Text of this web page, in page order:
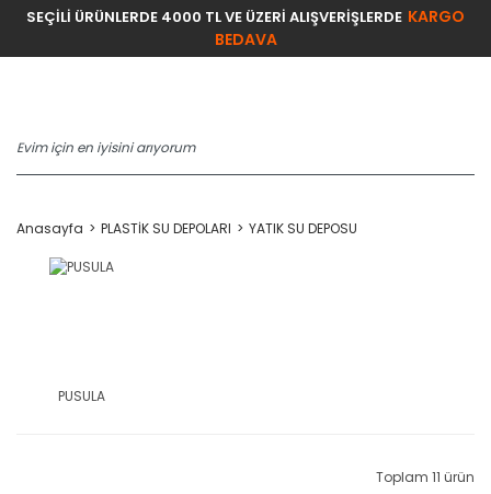
SEÇİLİ ÜRÜNLERDE 4000 TL VE ÜZERİ ALIŞVERİŞLERDE KARGO
BEDAVA
Anasayfa PLASTİK SU DEPOLARI YATIK SU DEPOSU
PUSULA
Toplam 11 ürün